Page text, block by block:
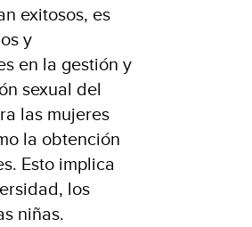
exitosos, es
y
en la gestión y
sexual del
las mujeres
la obtención
Esto implica
los
niñas.